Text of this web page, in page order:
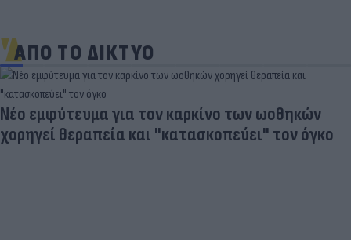
ΑΠΟ ΤΟ ΔΙΚΤΥΟ
Νέο εμφύτευμα για τον καρκίνο των ωοθηκών
χορηγεί θεραπεία και "κατασκοπεύει" τον όγκο